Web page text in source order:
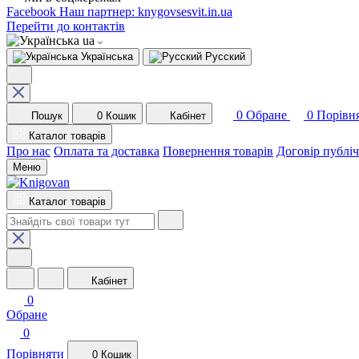
Facebook Наш партнер: knygovsesvit.in.ua
Перейти до контактів
ua
Українська Русский
Пошук 0 Кошик Кабінет 0 Обране 0
Каталог товарів
Про нас Оплата та доставка Повернення товарів Договір
Меню
Каталог товарів
Кабінет
0
Обране
0
Порівняти
0 Кошик